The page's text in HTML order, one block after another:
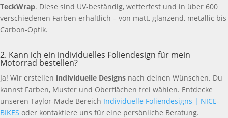
TeckWrap. Diese sind UV-beständig, wetterfest und in über 600
verschiedenen Farben erhältlich – von matt, glänzend, metallic bis
Carbon-Optik.
2. Kann ich ein individuelles Foliendesign für mein
Motorrad bestellen?
Ja! Wir erstellen individuelle Designs nach deinen Wünschen. Du
kannst Farben, Muster und Oberflächen frei wählen. Entdecke
unseren Taylor-Made Bereich Individuelle Foliendesigns | NICE-
BIKES oder kontaktiere uns für eine persönliche Beratung.